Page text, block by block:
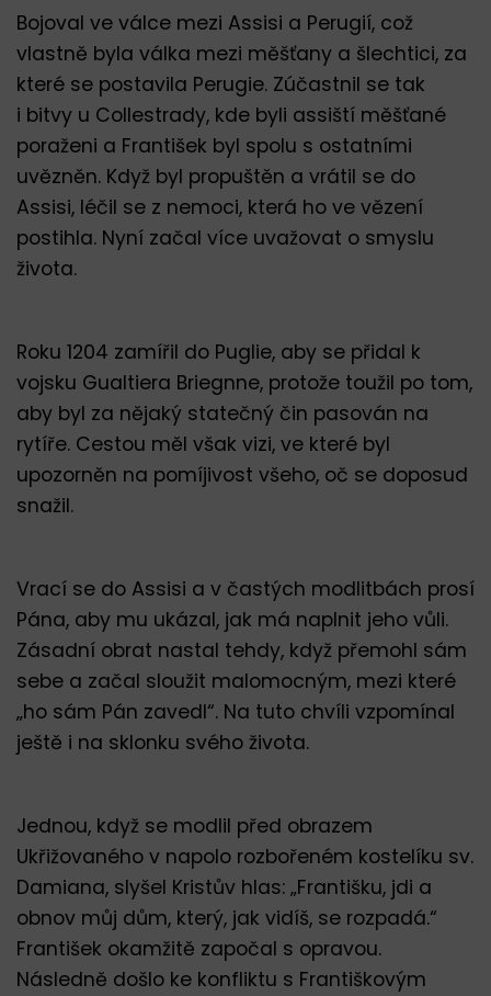
Bojoval ve válce mezi Assisi a Perugií, což
vlastně byla válka mezi měšťany a šlechtici, za
které se postavila Perugie. Zúčastnil se tak
i bitvy u Collestrady, kde byli assiští měšťané
poraženi a František byl spolu s ostatními
uvězněn. Když byl propuštěn a vrátil se do
Assisi, léčil se z nemoci, která ho ve vězení
postihla. Nyní začal více uvažovat o smyslu
života.
Roku 1204 zamířil do Puglie, aby se přidal k
vojsku Gualtiera Briegnne, protože toužil po tom,
aby byl za nějaký statečný čin pasován na
rytíře. Cestou měl však vizi, ve které byl
upozorněn na pomíjivost všeho, oč se doposud
snažil.
Vrací se do Assisi a v častých modlitbách prosí
Pána, aby mu ukázal, jak má naplnit jeho vůli.
Zásadní obrat nastal tehdy, když přemohl sám
sebe a začal sloužit malomocným, mezi které
„ho sám Pán zavedl“. Na tuto chvíli vzpomínal
ještě i na sklonku svého života.
Jednou, když se modlil před obrazem
Ukřižovaného v napolo rozbořeném kostelíku sv.
Damiana, slyšel Kristův hlas: „Františku, jdi a
obnov můj dům, který, jak vidíš, se rozpadá.“
František okamžitě započal s opravou.
Následně došlo ke konfliktu s Františkovým